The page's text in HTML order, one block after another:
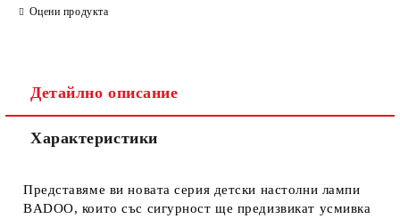
Оцени продукта
Детайлно описание
Характеристики
Представяме ви новата серия детски настолни лампи
BADOO, които със сигурност ще предизвикат усмивка